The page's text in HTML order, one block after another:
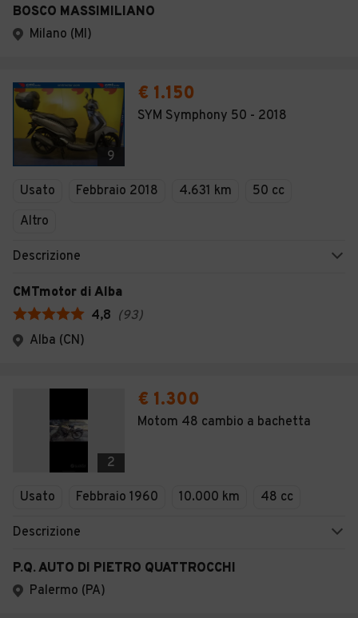
BOSCO MASSIMILIANO
Milano (MI)
9
€ 1.150
SYM Symphony 50 - 2018
Usato Febbraio 2018 4.631 km
50 cc
Altro
Descrizione
CMTmotor di Alba
4,8 (93)
Alba (CN)
2
€ 1.300
Motom 48 cambio a bachetta
Usato Febbraio 1960 10.000 km 48 cc
Descrizione
P.Q. AUTO DI PIETRO QUATTROCCHI
Palermo (PA)